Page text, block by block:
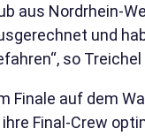
aus Nordrhein-
und
so
Finale auf dem
Final-Crew